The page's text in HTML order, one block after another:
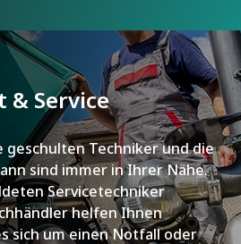
& Service
geschulten Techniker und die
sind immer in Ihrer Nähe.
Servicetechniker
helfen Ihnen
sich um einen Notfall oder